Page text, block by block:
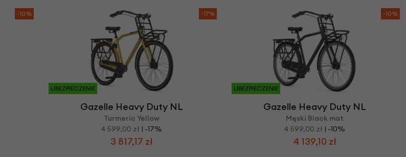
-10% -17%
UBEZPIECZENIE
Gazelle Heavy Duty NL
Turmeric Yellow
4 599,00 zł | -17%
3 817,17 zł
-10%
UBEZPIECZENIE
Gazelle Heavy Duty NL
Męski Black mat
4 599,00 zł | -10%
4 139,10 zł